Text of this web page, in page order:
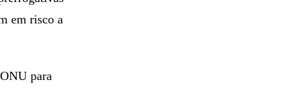
em risco a
para